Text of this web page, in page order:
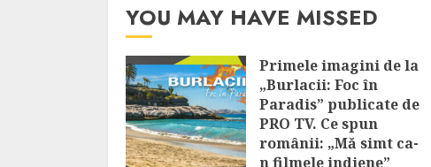
YOU MAY HAVE MISSED
Primele imagini de la
„Burlacii: Foc în
Paradis” publicate de
PRO TV. Ce spun
românii: „Mă simt ca-
n filmele indiene”